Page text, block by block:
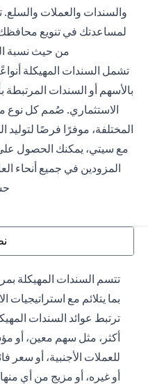
والسندات والعملات والسلع.
لمساعدتك في تنويع محافظك
من حيث نسبة
تشمل السندات المهيكلة
بالأسهم أو السندات
الاستثماري. صُمم كل نوع
المختلفة، موفرًا فرصًا لتوليد
مع سيتي، يمكنك الحصول على
المزودين في جميع أنحاء
تتسم السندات المهيكلة
بما يتلائم مع استراتيجيات
ترتبط عوائد السندات
أكثر، مثل سهم معين، أو
للعملات الأجنبية، أو سعر
أو غيره، أو مزيج من أي